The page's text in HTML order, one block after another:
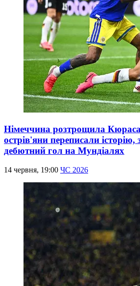
Німеччина розтрощила
острів'яни переписали
дебютний гол на Мундіалях
14 червня, 19:00 ЧС 2026